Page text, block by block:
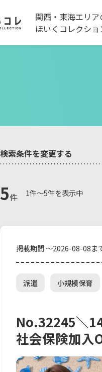
関西・東海エリア
ほいくコレクショ
検索条件を変更する
5件 1件～5件を表示中
掲載期間 ～2026-08-08ま
派遣 小規模保育
No.32245＼
社会保険加入